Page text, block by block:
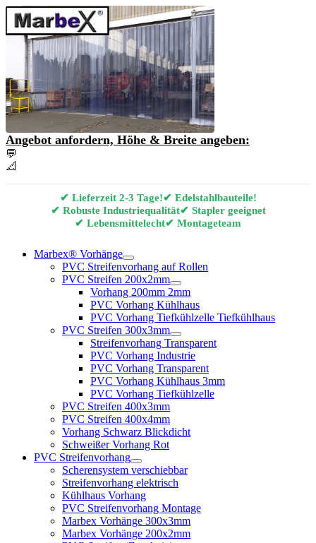
Angebot anfordern, Höhe & Breite angeben:
💬
📐
✔ Lieferzeit 2-3 Tage!✔ Edelstahlbauteile!
✔ Robuste Industriequalität✔ Stapler geeignet
✔ Lebensmittelecht✔ Montageteam
Marbex® Vorhänge
PVC Streifenvorhang auf Rollen
PVC Streifen 200x2mm
Vorhang 200mm 2mm
PVC Vorhang Kühlhaus
PVC Vorhang Tiefkühlzelle Tiefkühlhaus
PVC Streifen 300x3mm
Streifenvorhang Transparent
PVC Vorhang Industrie
PVC Vorhang Transparent
PVC Vorhang Kühlhaus 3mm
PVC Vorhang Tiefkühlzelle
PVC Streifen 400x3mm
PVC Streifen 400x4mm
Vorhang Schwarz Blickdicht
Schweißer Vorhang Rot
PVC Streifenvorhang
Scherensystem verschiebbar
Streifenvorhang elektrisch
Kühlhaus Vorhang
PVC Streifenvorhang Montage
Marbex Vorhänge 300x3mm
Marbex Vorhänge 200x2mm